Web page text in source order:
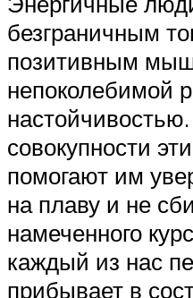
безграничным
позитивным
непоколебимой
совокупности
помогают им
на плаву и не
намеченного
каждый из нас
прибывает в